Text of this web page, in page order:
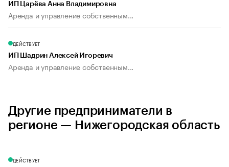
ИП Царёва Анна Владимировна
Аренда и управление собственным...
ДЕЙСТВУЕТ
ИП Шадрин Алексей Игоревич
Аренда и управление собственным...
Другие предприниматели в
регионе — Нижегородская область
ДЕЙСТВУЕТ